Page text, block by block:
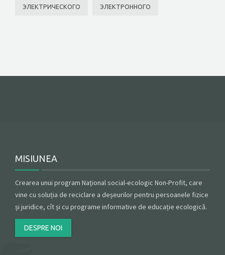
ЭЛЕКТРИЧЕСКОГО ЭЛЕКТРОННОГО
MISIUNEA
Crearea unui program Național social-ecologic Non-Profit, care
vine cu soluția de reciclare a deșeurilor pentru persoanele fizice
și juridice, cît și cu programe informative de educație ecologică.
DESPRE NOI